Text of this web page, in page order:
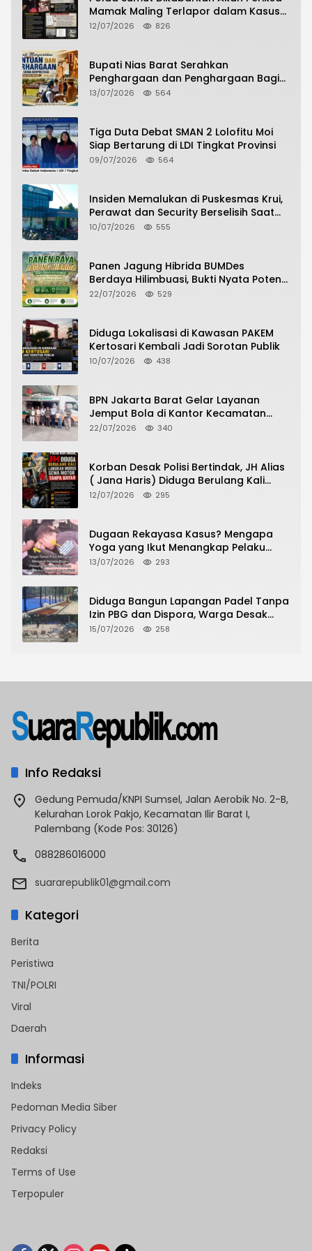
Mamak Maling Terlapor dalam Kasus
Dugaan Penipuan Bermodus Surat
12/07/2026 826
Bupati Nias Barat Serahkan
Penghargaan dan Penghargaan Bagi
Siswa Berprestasi Pada Pembukaan TA
13/07/2026 564
Tiga Duta Debat SMAN 2 Lolofitu Moi
Siap Bertarung di LDI Tingkat Provinsi
09/07/2026 564
Insiden Memalukan di Puskesmas Krui,
Perawat dan Security Berselisih Saat
Pelayanan Pasien Berlangsung
10/07/2026 555
Panen Jagung Hibrida BUMDes
Berdaya Hilimbuasi, Bukti Nyata Potensi
Pertanian Desa
22/07/2026 529
Diduga Lokalisasi di Kawasan PAKEM
Kertosari Kembali Jadi Sorotan Publik
10/07/2026 438
BPN Jakarta Barat Gelar Layanan
Jemput Bola di Kantor Kecamatan
Grogol Petamburan, Warga Antusias
22/07/2026 340
Korban Desak Polisi Bertindak, JH Alias
( Jana Haris) Diduga Berulang Kali
Lakukan Modus Sewa Motor Tanpa
12/07/2026 295
Dugaan Rekayasa Kasus? Mengapa
Yoga yang Ikut Menangkap Pelaku
Pencurian Toko Ponsel di Pancur Batu
13/07/2026 293
Diduga Bangun Lapangan Padel Tanpa
Izin PBG dan Dispora, Warga Desak
CKTRP dan Dispora Jakarta Barat
15/07/2026 258
Info Redaksi
Gedung Pemuda/KNPI Sumsel, Jalan Aerobik No. 2-B,
Kelurahan Lorok Pakjo, Kecamatan Ilir Barat I,
Palembang (Kode Pos: 30126)
088286016000
suararepublik01@gmail.com
Kategori
Berita
Peristiwa
TNI/POLRI
Viral
Daerah
Informasi
Indeks
Pedoman Media Siber
Privacy Policy
Redaksi
Terms of Use
Terpopuler